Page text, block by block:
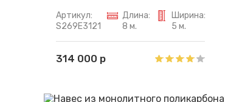
Артикул:
S269E3121
Длина:
8 м.
Ширина:
5 м.
314 000 р